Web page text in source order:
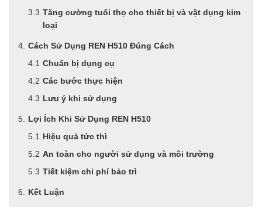
Tăng cường tuổi thọ cho thiết bị và vật dụng kim
loại
Cách Sử Dụng REN H510 Đúng Cách
Chuẩn bị dụng cụ
Các bước thực hiện
Lưu ý khi sử dụng
Lợi Ích Khi Sử Dụng REN H510
Hiệu quả tức thì
An toàn cho người sử dụng và môi trường
Tiết kiệm chi phí bảo trì
Kết Luận